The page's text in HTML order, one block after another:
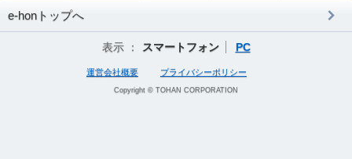
e-honトップへ
表示 ： スマートフォン PC
運営会社概要 プライバシーポリシー
Copyright © TOHAN CORPORATION